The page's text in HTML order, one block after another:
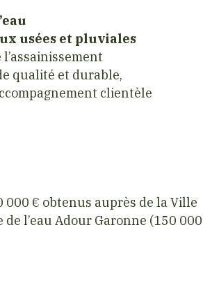
usées et pluviales
qualité et durable,
clientèle
000 € obtenus auprès de la Ville
l’eau Adour Garonne (150 000